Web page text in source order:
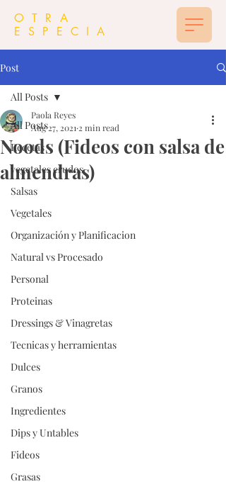
OTRA
ESPECIA
Post
All Posts
Recetas
vegetales crudos
Salsas
Vegetales
Organización y Planificacion
Natural vs Procesado
Personal
Proteinas
Dressings & Vinagretas
Tecnicas y herramientas
Dulces
Granos
Ingredientes
Dips y Untables
Fideos
Grasas
All Posts
Noods (Fideos con salsa de
almendras)
Paola Reyes
Aug 27, 2021 2 min read